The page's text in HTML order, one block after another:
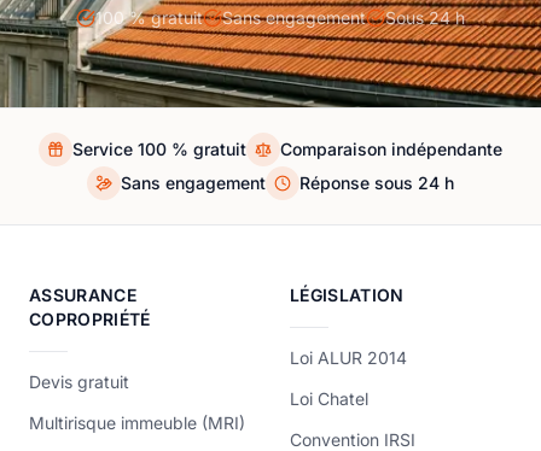
100 % gratuit Sans engagement Sous 24 h
Service 100 % gratuit
Comparaison indépendante
Sans engagement
Réponse sous 24 h
ASSURANCE
COPROPRIÉTÉ
Devis gratuit
Multirisque immeuble (MRI)
LÉGISLATION
Loi ALUR 2014
Loi Chatel
Convention IRSI